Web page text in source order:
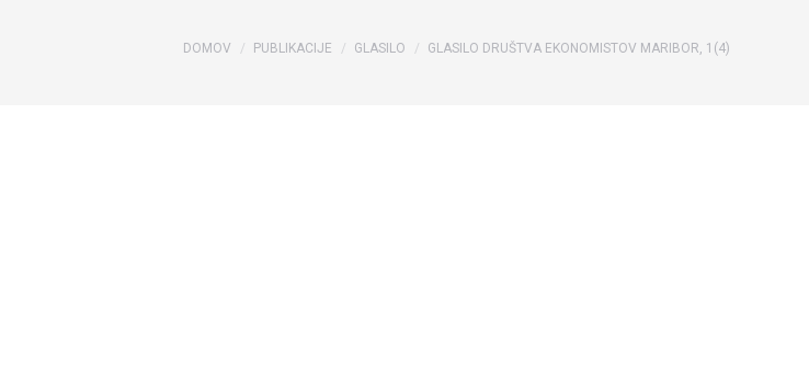
You are here:
DOMOV PUBLIKACIJE GLASILO GLASILO DRUŠTVA EKONOMISTOV MARIBOR, 1(4)